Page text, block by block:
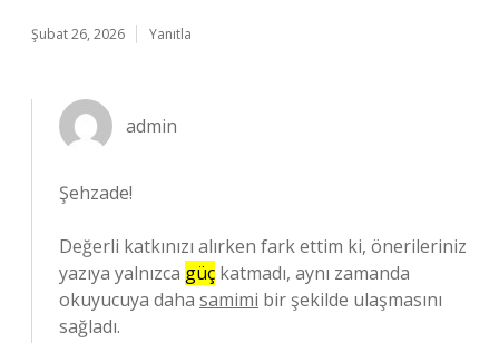
Şubat 26, 2026 Yanıtla
admin
Şehzade!
Değerli katkınızı alırken fark ettim ki, önerileriniz
yazıya yalnızca güç katmadı, aynı zamanda
okuyucuya daha samimi bir şekilde ulaşmasını
sağladı.